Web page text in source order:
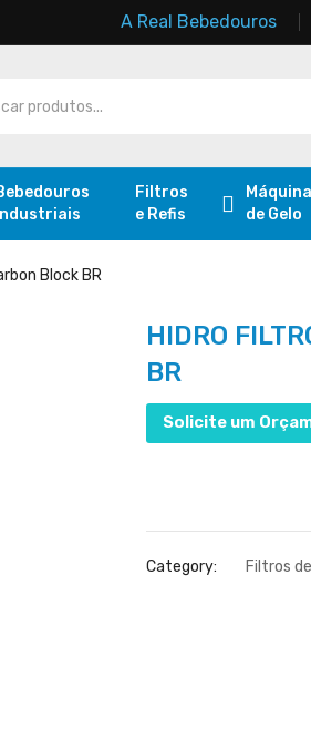
A Real Bebedouros
Industriais
Filtros
e Refis
de Gelo
Block BR
HIDRO
BR
Solicite um
Category: Filtros